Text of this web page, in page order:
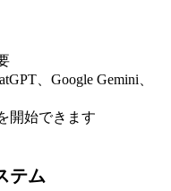
、Google Gemini、
開始できます
テム